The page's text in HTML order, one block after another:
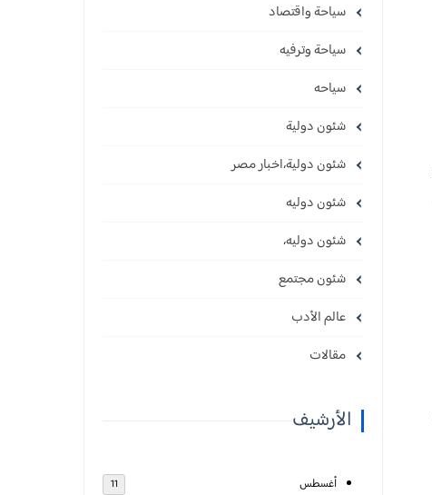
سياحة واقتصاد
سياحة وترفيه
سياحه
شئون دولية
شئون دولية،اخبار مصر
شئون دوليه
شئون دوليه،
شئون مجتمع
عالم الأدب
مقالات
الأرشيف
أغسطس 11